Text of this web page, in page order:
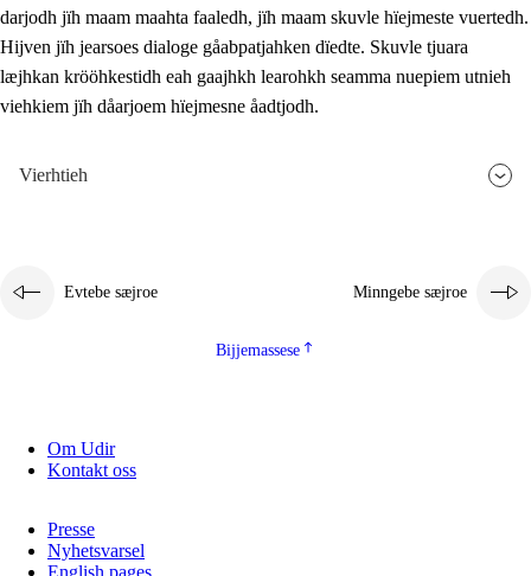
darjodh jïh maam maahta faaledh, jïh maam skuvle hïejmeste vuertedh.
Hijven jïh jearsoes dialoge gåabpatjahken dïedte. Skuvle tjuara
læjhkan krööhkestidh eah gaajhkh learohkh seamma nuepiem utnieh
viehkiem jïh dåarjoem hïejmesne åadtjodh.
Vierhtieh
Evtebe sæjroe Minngebe sæjroe
Bijjemassese
Om Udir
Kontakt oss
Presse
Nyhetsvarsel